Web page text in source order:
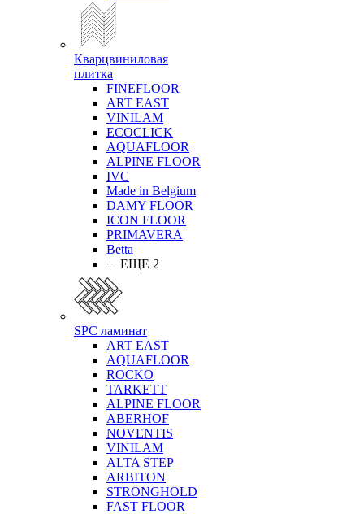
Кварцвиниловая
плитка
FINEFLOOR
ART EAST
VINILAM
ECOCLICK
AQUAFLOOR
ALPINE FLOOR
IVC
Made in Belgium
DAMY FLOOR
ICON FLOOR
PRIMAVERA
Betta
+ ЕЩЕ 2
SPC ламинат
ART EAST
AQUAFLOOR
ROCKO
TARKETT
ALPINE FLOOR
ABERHOF
NOVENTIS
VINILAM
ALTA STEP
ARBITON
STRONGHOLD
FAST FLOOR